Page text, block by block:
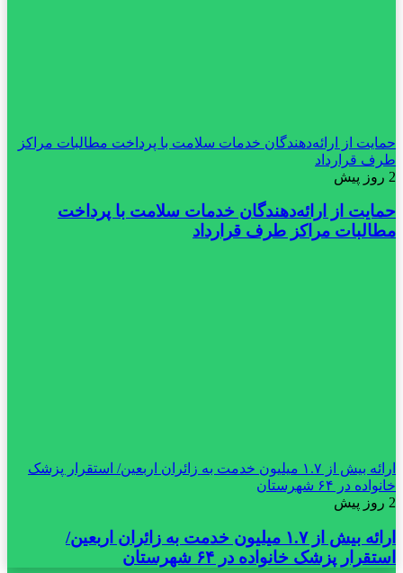
حمایت از ارائه‌دهندگان خدمات سلامت با پرداخت مطالبات مراکز
طرف قرارداد
2 روز پیش
حمایت از ارائه‌دهندگان خدمات سلامت با پرداخت
مطالبات مراکز طرف قرارداد
ارائه بیش از ۱.۷ میلیون خدمت به زائران اربعین/ استقرار پزشک
خانواده در ۶۴ شهرستان
2 روز پیش
ارائه بیش از ۱.۷ میلیون خدمت به زائران اربعین/
استقرار پزشک خانواده در ۶۴ شهرستان